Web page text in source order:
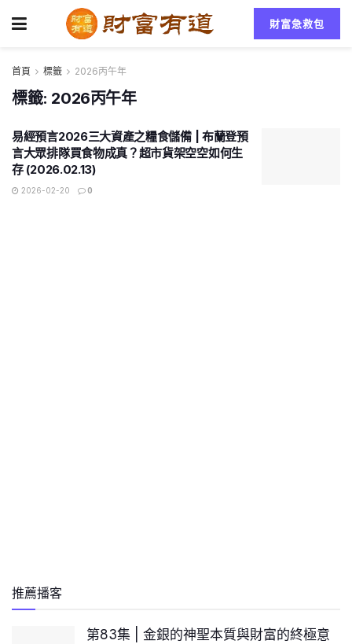
財富急救包
首頁 標籤 2026丙午年
標籤: 2026丙午年
易經預言2026三大資產之糧食儲備 | 布蘭登預
言大眾排隊買食物成真？超市貨架空空如何生
存 (2026.02.13)
2026-02-20 0
推薦播客
第83集 | 金銀的神聖本質與財富的終極意